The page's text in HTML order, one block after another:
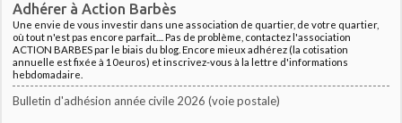
Adhérer à Action Barbès
Une envie de vous investir dans une association de quartier, de votre quartier,
où tout n'est pas encore parfait.... Pas de problème, contactez l'association
ACTION BARBES par le biais du blog. Encore mieux adhérez (la cotisation
annuelle est fixée à 10euros) et inscrivez-vous à la lettre d'informations
hebdomadaire.
Bulletin d'adhésion année civile 2026 (voie postale)